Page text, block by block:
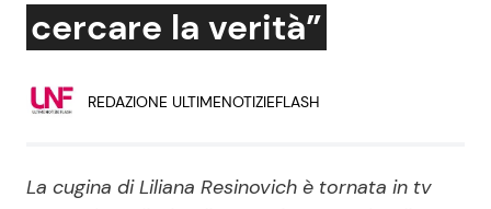
Politica
Coppie VIP
Reality e Talent
cercare la verità”
REDAZIONE ULTIMENOTIZIEFLASH
La cugina di Liliana Resinovich è tornata in tv